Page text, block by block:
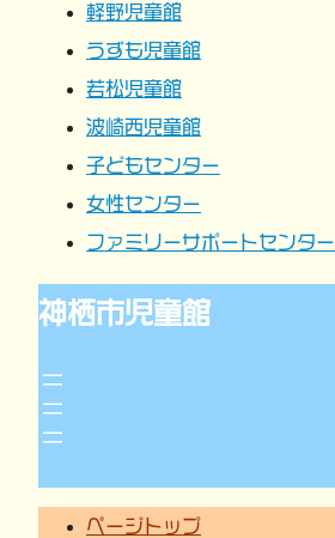
軽野児童館
うずも児童館
若松児童館
波崎西児童館
子どもセンター
女性センター
ファミリーサポートセンター
神栖市児童館
ページトップ